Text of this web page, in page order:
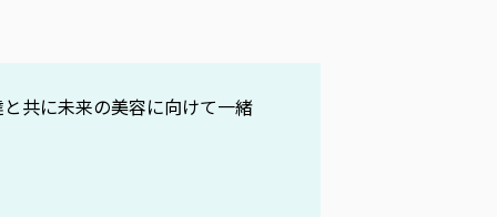
共に未来の美容に向けて一緒